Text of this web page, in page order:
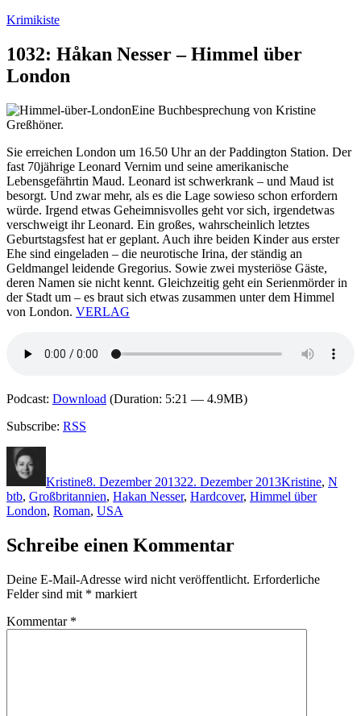
Zum
springen
Krimikiste
1032: Håkan Nesser – Himmel über
London
Eine Buchbesprechung von Kristine
Greßhöner.
Sie erreichen London um 16.50 Uhr an der Paddington Station. Der
fast 70jährige Leonard Vernim und seine amerikanische
Lebensgefährtin Maud. Leonard ist schwerkrank – und Maud ist
besorgt. Und zwar mehr, als es die Lage sowieso schon erfordern
würde. Irgend etwas Geheimnisvolles geht vor sich, irgendetwas
verschweigt ihr Leonard. Ein großes, wahrscheinlich letztes
Geburtstagsfest hat er geplant. Auch ihre beiden Kinder aus erster
Ehe sind eingeladen – die neurotische Irina, der ständig an
Geldmangel leidende Gregorius. Sowie zwei mysteriöse Gäste,
deren Namen sie nicht kennt. Gleichzeitig geht ein Serienmörder in
der Stadt um – es braut sich etwas zusammen unter dem Himmel
von London. VERLAG
Podcast: Download (Duration: 5:21 — 4.9MB)
Subscribe: RSS
Kristine8. Dezember 201322. Dezember 2013Kristine, N
btb, Großbritannien, Hakan Nesser, Hardcover, Himmel über
London, Roman, USA
Schreibe einen Kommentar
Deine E-Mail-Adresse wird nicht veröffentlicht. Erforderliche
Felder sind mit * markiert
Kommentar *